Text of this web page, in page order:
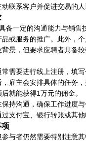
联系客户并促进交易的
备一定的沟通能力与销
或服务的推广。此外，
景，但要求应聘者具备
需要进行线上注册，填
雇主会安排具体的任务
就能获得1万元的佣金。
持沟通，确保工作进度
支付宝、银行转账或其
与者仍然需要特别注意